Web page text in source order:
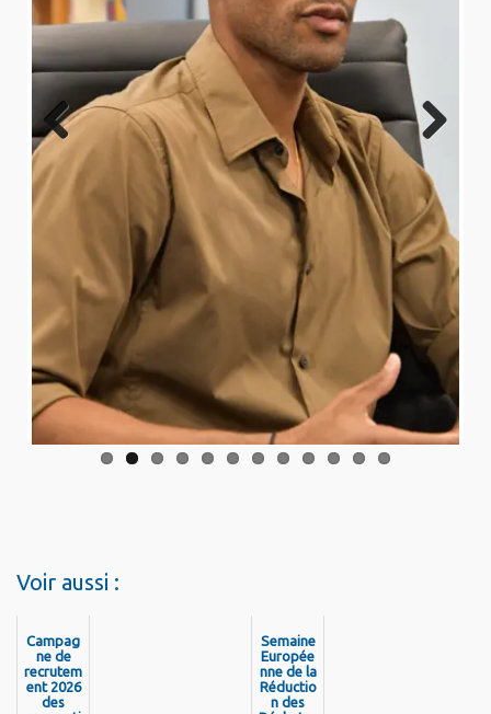
Previo
us
Next
Voir aussi :
Campag
ne de
recrutem
ent 2026
des
Semaine
Europée
nne de la
Réductio
n des